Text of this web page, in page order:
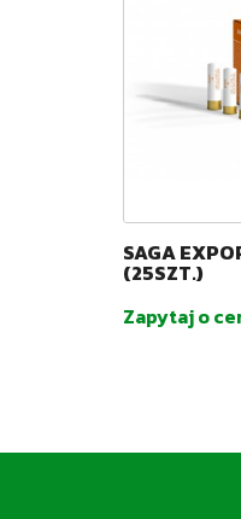
SAGA
(25SZT.)
Zapytaj o